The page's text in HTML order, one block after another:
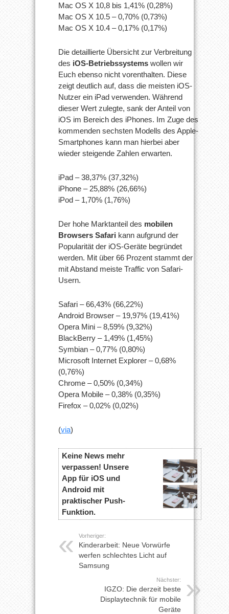
Mac OS X 10,8 bis 1,41% (0,28%)
Mac OS X 10.5 – 0,70% (0,73%)
Mac OS X 10.4 – 0,17% (0,17%)
Die detaillierte Übersicht zur Verbreitung
des iOS-Betriebssystems wollen wir
Euch ebenso nicht vorenthalten. Diese
zeigt deutlich auf, dass die meisten iOS-
Nutzer ein iPad verwenden. Während
dieser Wert zulegte, sank der Anteil von
iOS im Bereich des iPhones. Im Zuge des
kommenden sechsten Modells des Apple-
Smartphones kann man hierbei aber
wieder steigende Zahlen erwarten.
iPad – 38,37% (37,32%)
iPhone – 25,88% (26,66%)
iPod – 1,70% (1,76%)
Der hohe Marktanteil des mobilen
Browsers Safari kann aufgrund der
Popularität der iOS-Geräte begründet
werden. Mit über 66 Prozent stammt der
mit Abstand meiste Traffic von Safari-
Usern.
Safari – 66,43% (66,22%)
Android Browser – 19,97% (19,41%)
Opera Mini – 8,59% (9,32%)
BlackBerry – 1,49% (1,45%)
Symbian – 0,77% (0,80%)
Microsoft Internet Explorer – 0,68%
(0,76%)
Chrome – 0,50% (0,34%)
Opera Mobile – 0,38% (0,35%)
Firefox – 0,02% (0,02%)
(via)
Keine News mehr
verpassen! Unsere
App für iOS und
Android mit
praktischer Push-
Funktion.
Vorheriger:
Kinderarbeit: Neue Vorwürfe
werfen schlechtes Licht auf
Samsung
Nächster:
IGZO: Die derzeit beste
Displaytechnik für mobile
Geräte